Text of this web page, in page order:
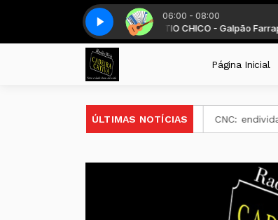
06:00 - 08:00
das 6 as 8 horas. com TIO CHICO - Galpão FarrapoTIO
Gaita, campo & violão - Parte 2 Gaita, campo & violão -
Página Inicial
ÚLTIMAS NOTÍCIAS
e 13 de agosto em Ijuí CNC: endividamento das